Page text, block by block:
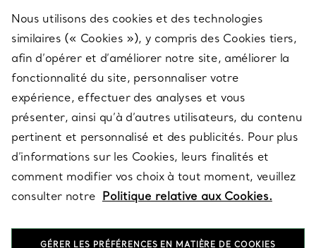
SERVICES
À PROPOS
QUESTIONS LÉGALES
SUIVEZ-NOUS
Nous utilisons des cookies et des technologies
similaires (« Cookies »), y compris des Cookies tiers,
afin d’opérer et d’améliorer notre site, améliorer la
fonctionnalité du site, personnaliser votre
expérience, effectuer des analyses et vous
présenter, ainsi qu’à d’autres utilisateurs, du contenu
pertinent et personnalisé et des publicités. Pour plus
d’informations sur les Cookies, leurs finalités et
comment modifier vos choix à tout moment, veuillez
consulter notre Politique relative aux Cookies.
GÉRER LES PRÉFÉRENCES EN MATIÈRE DE COOKIES